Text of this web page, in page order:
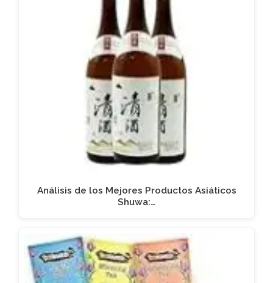
Análisis de los Mejores Productos Asiáticos
Shuwa:…